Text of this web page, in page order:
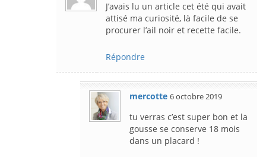
J’avais lu un article cet été qui avait
attisé ma curiosité, là facile de se
procurer l’ail noir et recette facile.
Répondre
mercotte 6 octobre 2019
tu verras c’est super bon et la
gousse se conserve 18 mois
dans un placard !